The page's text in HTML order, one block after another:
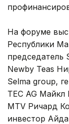
На форуме
Республики
председатель
Newby Teas
Selma group,
TEC AG
MTV Ричард
инвестор